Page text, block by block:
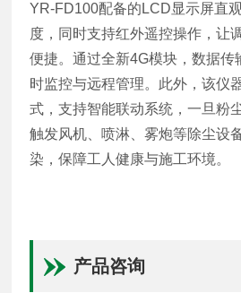
YR-FD100配备的LCD显示屏直
度，同时支持红外遥控操作，让
便捷。通过全新4G模块，数据传
时监控与远程管理。此外，该仪
式，支持智能联动系统，一旦粉
触发风机、喷淋、雾炮等除尘设
染，保障工人健康与施工环境。
产品咨询